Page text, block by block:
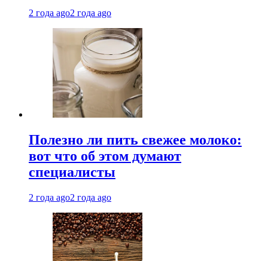
2 года ago2 года ago
Полезно ли пить свежее молоко:
вот что об этом думают
специалисты
2 года ago2 года ago